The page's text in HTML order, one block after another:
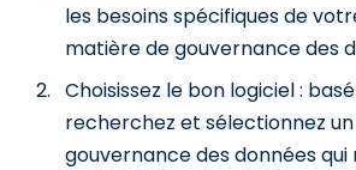
les besoins spécifiques de
matière de gouvernance des
Choisissez le bon logiciel :
recherchez et sélectionnez
gouvernance des données qui